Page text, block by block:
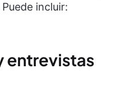
incluir:
entrevistas